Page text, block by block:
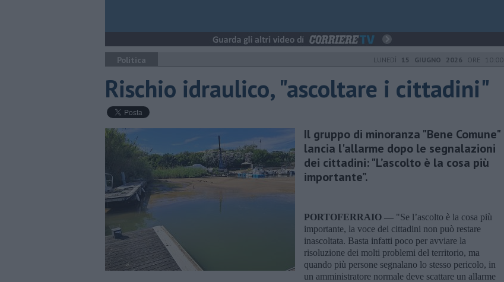
Politica LUNEDÌ 15 GIUGNO 2026 ORE 10:00
Rischio idraulico, "ascoltare i cittadini"
Il gruppo di minoranza "Bene Comune"
lancia l'allarme dopo le segnalazioni
dei cittadini: "L’ascolto è la cosa più
importante”.
PORTOFERRAIO — "Se l’ascolto è la cosa più
importante, la voce dei cittadini non può restare
inascoltata. Basta infatti poco per avviare la
risoluzione dei molti problemi del territorio, ma
quando più persone segnalano lo stesso pericolo, in
un amministratore normale deve scattare un allarme